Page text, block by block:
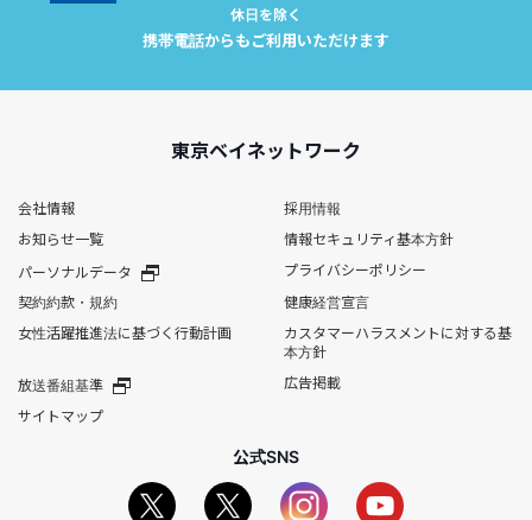
休日を除く
携帯電話からもご利用いただけます
東京ベイネットワーク
会社情報
採用情報
お知らせ一覧
情報セキュリティ基本方針
パーソナルデータ
プライバシーポリシー
契約約款・規約
健康経営宣言
女性活躍推進法に基づく行動計画
カスタマーハラスメントに対する基
本方針
放送番組基準
広告掲載
サイトマップ
公式SNS